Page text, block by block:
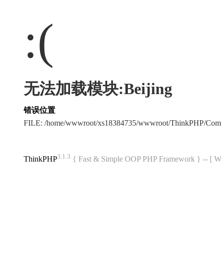
:(
无法加载模块:Beijing
错误位置
FILE: /home/wwwroot/xs18384735/wwwroot/ThinkPHP/
ThinkPHP3.1.3 { Fast & Simple OOP PHP Framework } -- [